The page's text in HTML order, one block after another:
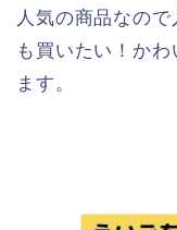
人気の商品なの
も買いたい！か
ます。